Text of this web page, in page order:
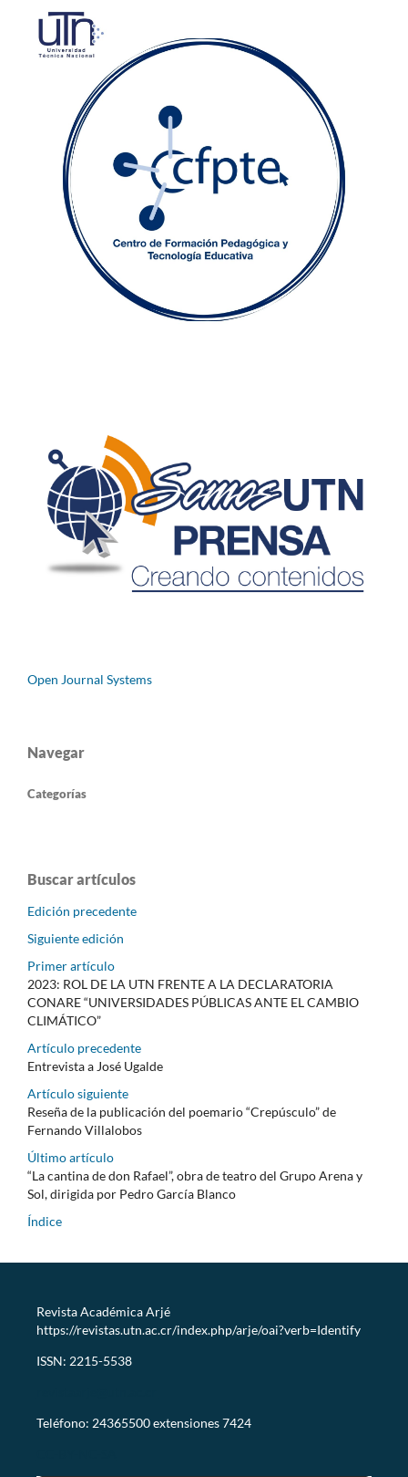
Open Journal Systems
Navegar
Categorías
Buscar artículos
Edición precedente
Siguiente edición
Primer artículo
2023: ROL DE LA UTN FRENTE A LA DECLARATORIA
CONARE “UNIVERSIDADES PÚBLICAS ANTE EL CAMBIO
CLIMÁTICO”
Artículo precedente
Entrevista a José Ugalde
Artículo siguiente
Reseña de la publicación del poemario “Crepúsculo” de
Fernando Villalobos
Último artículo
“La cantina de don Rafael”, obra de teatro del Grupo Arena y
Sol, dirigida por Pedro García Blanco
Índice
Revista Académica Arjé
https://revistas.utn.ac.cr/index.php/arje/oai?verb=Identify
ISSN: 2215-5538
Teléfono: 24365500 extensiones 7424